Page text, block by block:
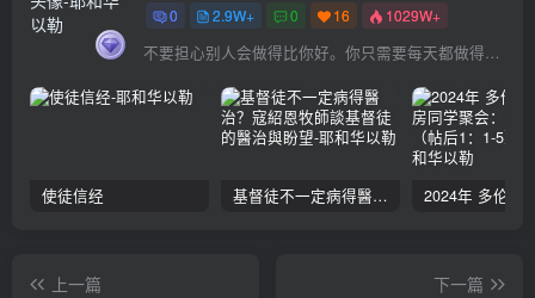
0 2.9W+ 0 16 1029W+
不要担心别人会做得比你好。你只需要每天都做得比前一天好就可以了
使徒信经 基督徒不一定病得醫治？寇紹恩牧師談基督徒的醫治與盼望
上一篇
下一篇